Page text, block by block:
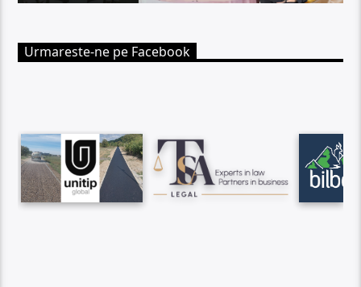
Urmareste-ne pe Facebook